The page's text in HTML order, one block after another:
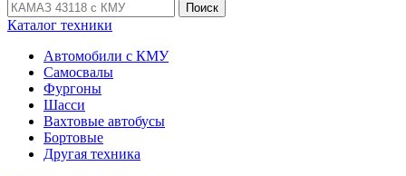
Поиск
Каталог техники
Автомобили с КМУ
Самосвалы
Фургоны
Шасси
Вахтовые автобусы
Бортовые
Другая техника